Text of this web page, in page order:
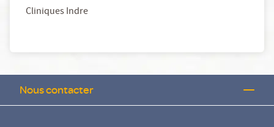
Cliniques Indre
Nous contacter